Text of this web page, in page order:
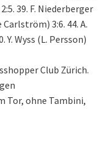
39. F. Niederberger
Carlström) 3:6. 44. A.
Wyss (L. Persson)
Club Zürich.
Tor, ohne Tambini,